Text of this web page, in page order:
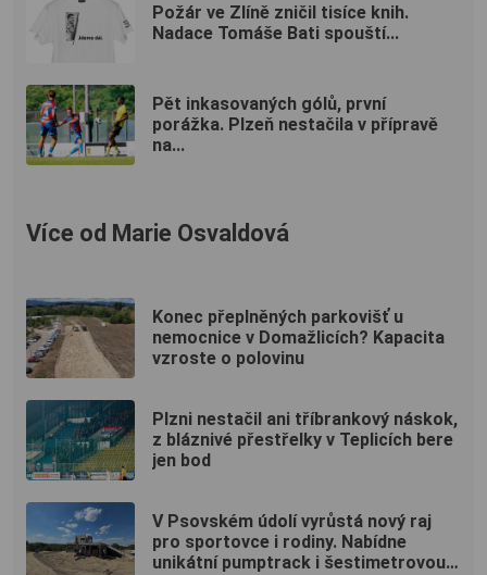
Požár ve Zlíně zničil tisíce knih.
Nadace Tomáše Bati spouští...
Pět inkasovaných gólů, první
porážka. Plzeň nestačila v přípravě
na...
Více od Marie Osvaldová
Konec přeplněných parkovišť u
nemocnice v Domažlicích? Kapacita
vzroste o polovinu
Plzni nestačil ani tříbrankový náskok,
z bláznivé přestřelky v Teplicích bere
jen bod
V Psovském údolí vyrůstá nový raj
pro sportovce i rodiny. Nabídne
unikátní pumptrack i šestimetrovou